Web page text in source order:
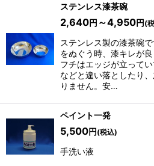
ステンレス漆茶碗
2,640円 ～4,950円 (
ステンレス製の漆茶碗
をぬぐう時、漆キレが
フチはエッジが立って
などと違い落としたり
りません。安…
ペイント一発
5,500円 (税込)
手洗い液